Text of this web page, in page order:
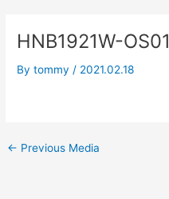
HNB1921W-OS01
Bytommy / 2021.02.18
navigation
← Previous Media